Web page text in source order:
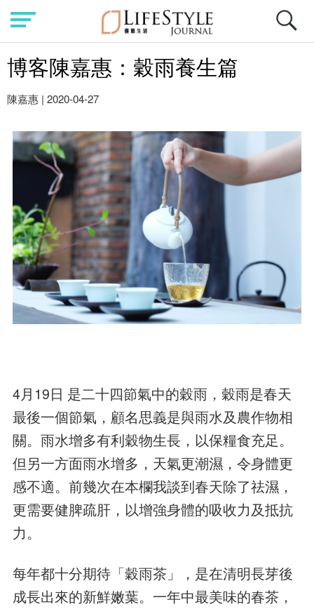
博客陳嘉惠：穀雨養生篇
陳嘉惠 | 2020-04-27
4月19日 是二十四節氣中的穀雨，穀雨是春天
最後一個節氣，顧名思義是與雨水及農作物相
關。雨水增多有利穀物生長，以保糧食充足。
但另一方面雨水增多，天氣更潮濕，令身體更
感不適。前幾次在本欄我談到春天除了祛濕，
更需要健脾疏肝，以增強身體的吸收力及抵抗
力。
每年都十分期待「穀雨茶」，是在清明長芽後
成長出來的新鮮嫩葉。一年中最美味的春茶，